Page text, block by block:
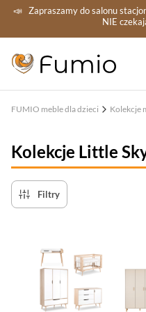
📣 Zapraszamy do salonu
NIE
FUMIO meble dla dzieci Kolekcje
Kolekcje Little
Filtry